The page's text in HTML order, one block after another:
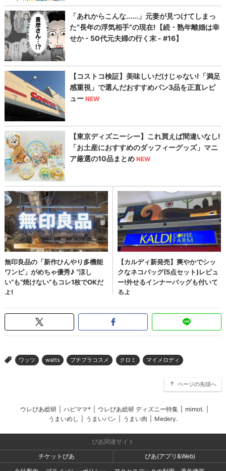
> ワッツ watts プチプラコスメ クロミ マイメロディ
ページの先頭へ
ウレぴあ総研 ハピママ* ウレぴあ総研 ディズニー特集 mimot.
うまいめし
うまいパン うまい肉 Medery.
ぴあ関連サイト
チケットぴあ
ぴあ(アプリ&Web)